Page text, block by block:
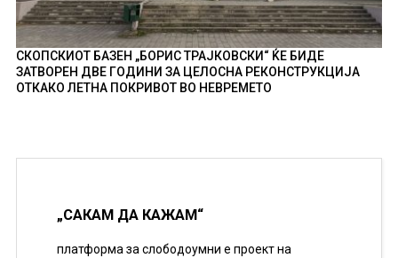
СКОПСКИОТ БАЗЕН „БОРИС ТРАЈКОВСКИ“ ЌЕ БИДЕ
ЗАТВОРЕН ДВЕ ГОДИНИ ЗА ЦЕЛОСНА РЕКОНСТРУКЦИЈА
ОТКАКО ЛЕТНА ПОКРИВОТ ВО НЕВРЕМЕТО
„САКАМ ДА КАЖАМ“
платформа за слободоумни е проект на